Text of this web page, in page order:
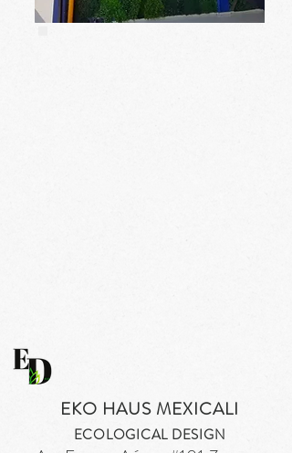
EKO HAUS MEXICALI
ECOLOGICAL DESIGN